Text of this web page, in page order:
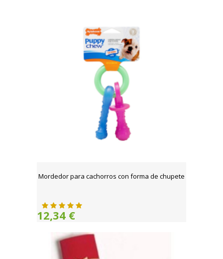
Mordedor para cachorros con forma de chupete
12,34 €